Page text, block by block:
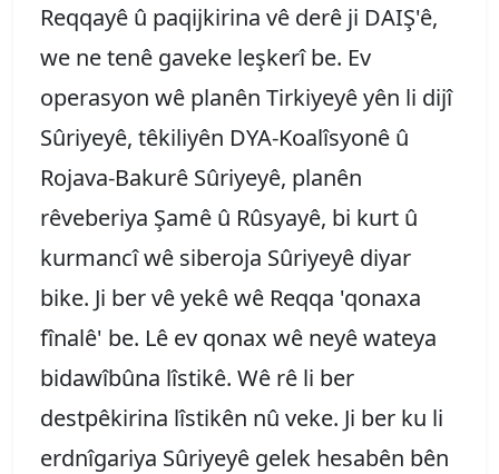
Reqqayê û paqijkirina vê derê ji DAIŞ'ê,
we ne tenê gaveke leşkerî be. Ev
operasyon wê planên Tirkiyeyê yên li dijî
Sûriyeyê, têkiliyên DYA-Koalîsyonê û
Rojava-Bakurê Sûriyeyê, planên
rêveberiya Şamê û Rûsyayê, bi kurt û
kurmancî wê siberoja Sûriyeyê diyar
bike. Ji ber vê yekê wê Reqqa 'qonaxa
fînalê' be. Lê ev qonax wê neyê wateya
bidawîbûna lîstikê. Wê rê li ber
destpêkirina lîstikên nû veke. Ji ber ku li
erdnîgariya Sûriyeyê gelek hesabên bên